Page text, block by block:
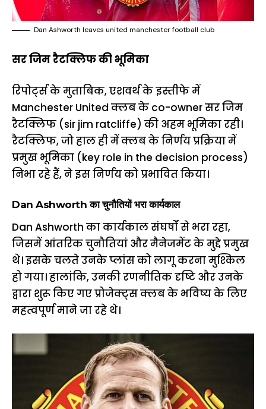
Dan Ashworth leaves united manchester football club
सर जिम रैटक्लिफ की भूमिका
रिपोर्ट्स के मुताबिक, एशवर्थ के इस्तीफे में
Manchester United क्लब के co-owner सर जिम
रैटक्लिफ (sir jim ratcliffe) की अहम भूमिका रही।
रैटक्लिफ, जो हाल ही में क्लब के निर्णय प्रक्रिया में
प्रमुख भूमिका (key role in the decision process)
निभा रहे हैं, ने इस निर्णय को प्रभावित किया।
Dan Ashworth का चुनौतियों भरा कार्यकाल
Dan Ashworth का कार्यकाल संघर्षों से भरा रहा,
जिसमें आंतरिक चुनौतियां और मैनेजमेंट के मुद्दे प्रमुख
थे। इसके चलते उनके प्लांस को लागू करना मुश्किल
हो गया। हालांकि, उनकी रणनीतिक दृष्टि और उनके
द्वारा शुरू किए गए प्रोजेक्ट्स क्लब के भविष्य के लिए
महत्वपूर्ण माने जा रहे थे।